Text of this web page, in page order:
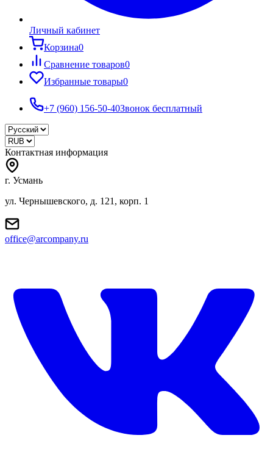
Личный кабинет
Корзина0
Сравнение товаров0
Избранные товары0
+7 (960) 156-50-40Звонок бесплатный
Контактная информация
г. Усмань
ул. Чернышевского, д. 121, корп. 1
office@arcompany.ru